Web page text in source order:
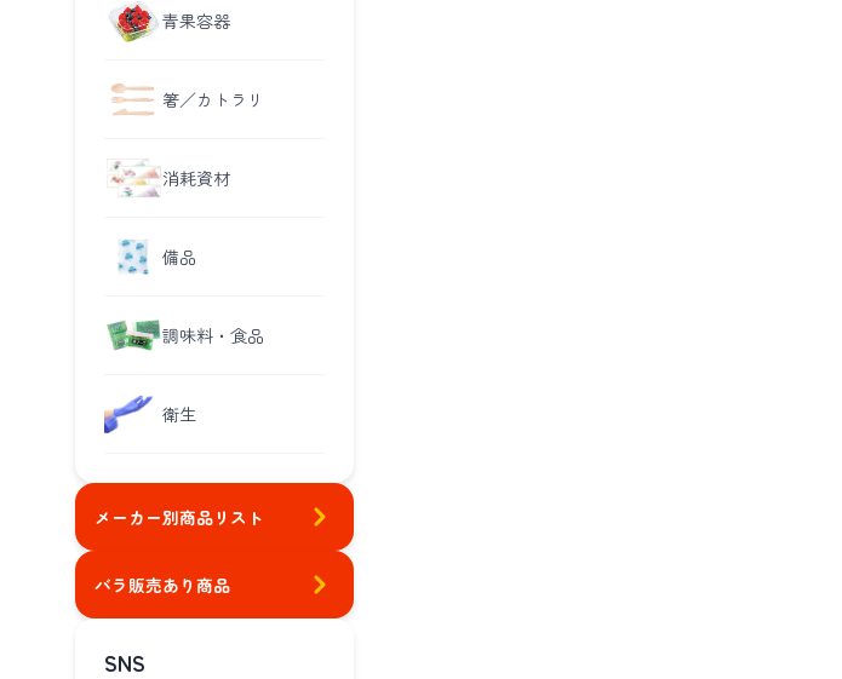
青果容器
箸／カトラリ
消耗資材
備品
調味料・食品
衛生
メーカー別商品リスト
バラ販売あり商品
SNS